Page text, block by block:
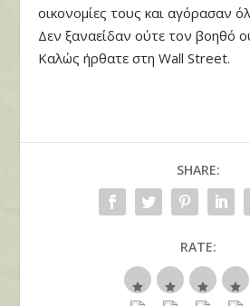
οικονομίες τους και αγόρασαν
Δεν ξαναείδαν ούτε τον βοηθό
Καλώς ήρθατε στη Wall Street.
SHARE:
RATE: